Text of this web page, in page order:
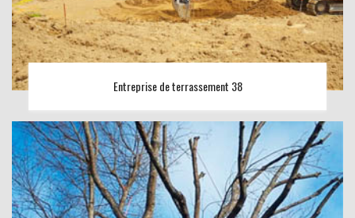
Entreprise de terrassement 38